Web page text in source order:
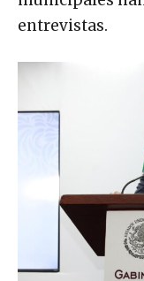
entrevistas.